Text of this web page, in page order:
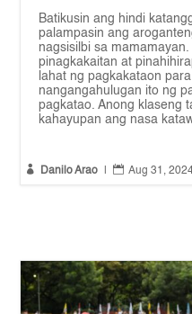
Batikusin ang hindi
palampasin ang
nagsisilbi sa
pinagkakaitan at
lahat ng pagkakataon
nangangahulugan ito ng
pagkatao. Anong klaseng
kahayupan ang nasa
 Danilo Arao  Aug 31,